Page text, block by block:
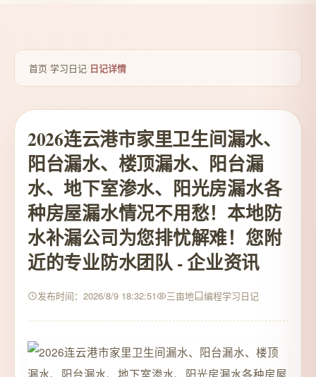
首页/学习日记/日记详情
2026连云港市家里卫生间漏水、
阳台漏水、楼顶漏水、阳台漏
水、地下室渗水、阳光房漏水各
种房屋漏水情况不用愁！本地防
水补漏公司为您排忧解难！您附
近的专业防水团队 - 企业资讯
发布时间：2026/8/9 18:32:51 三亩地 编程学习日记